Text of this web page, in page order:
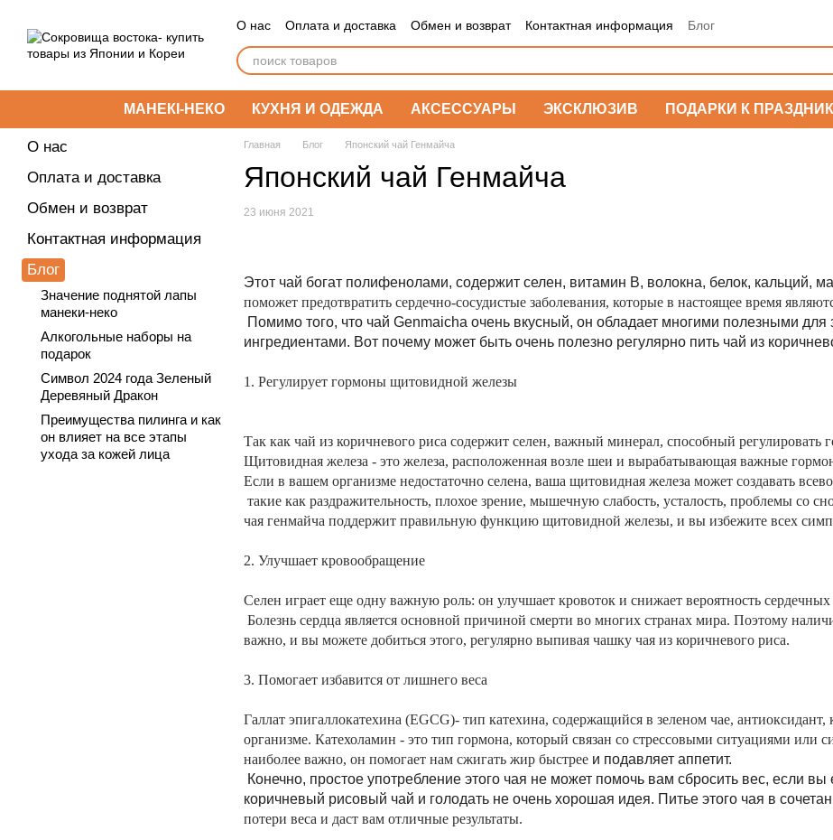
О нас Оплата и доставка Обмен и возврат Контактная информация Блог
МАНЕКІ-НЕКО КУХНЯ И ОДЕЖДА АКСЕССУАРЫ ЭКСКЛЮЗИВ ПОДАРКИ К
Главная Блог Японский чай Генмайча
Японский чай Генмайча
23 июня 2021
Этот чай богат полифенолами, содержит селен, витамин В, волокна, белок, кальций,
поможет предотвратить сердечно-сосудистые заболевания, которые в настоящее время
Помимо того, что чай Genmaicha очень вкусный, он обладает многими полезными
ингредиентами. Вот почему может быть очень полезно регулярно пить чай из
1. Регулирует гормоны щитовидной железы
Так как чай из коричневого риса содержит селен, важный минерал, способный
Щитовидная железа - это железа, расположенная возле шеи и вырабатывающая важные
Если в вашем организме недостаточно селена, ваша щитовидная железа может создавать
такие как раздражительность, плохое зрение, мышечную слабость, усталость, проблемы со
чая генмайча поддержит правильную функцию щитовидной железы, и вы избежите всех
2. Улучшает кровообращение
Селен играет еще одну важную роль: он улучшает кровоток и снижает вероятность сердечных
Болезнь сердца является основной причиной смерти во многих странах мира. Поэтому
важно, и вы можете добиться этого, регулярно выпивая чашку чая из коричневого риса.
3. Помогает избавится от лишнего веса
Галлат эпигаллокатехина (EGCG)- тип катехина, содержащийся в зеленом чае,
организме. Катехоламин - это тип гормона, который связан со стрессовыми ситуациями или
наиболее важно, он помогает нам сжигать жир быстрее и подавляет аппетит.
Конечно, простое употребление этого чая не может помочь вам сбросить вес, если
коричневый рисовый чай и голодать не очень хорошая идея. Питье этого чая в
потери веса и даст вам отличные результаты.
О нас
Оплата и доставка
Обмен и возврат
Контактная информация
Блог
Значение поднятой лапы
манеки-неко
Алкогольные наборы на
подарок
Символ 2024 года Зеленый
Деревяный Дракон
Преимущества пилинга и как
он влияет на все этапы
ухода за кожей лица